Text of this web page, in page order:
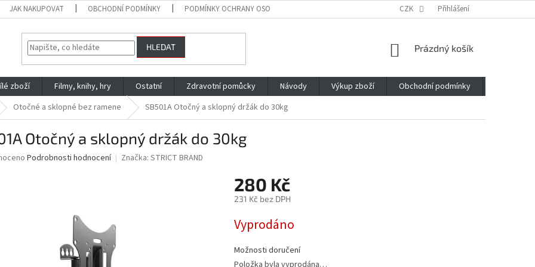
JAK NAKUPOVAT OBCHODNÍ PODMÍNKY PODMÍNKY OCHRANY OSOBNÍCH ÚDAJŮ CZK Přihlášení
HLEDAT
NÁKUPNÍ
Prázdný košík
zboží Filmy, knihy, hry Ostatní Zdravotní pomůcky Návody Výkup zboží Obchodní podmínky
Otočné a sklopné bez ramene SB501A Otočný a sklopný držák do 30kg
Otočný a sklopný držák do 30kg
Podrobnosti hodnocení Značka: STRICT BRAND
280 Kč
231 Kč bez DPH
cena:
Vyprodáno
Možnosti doručení